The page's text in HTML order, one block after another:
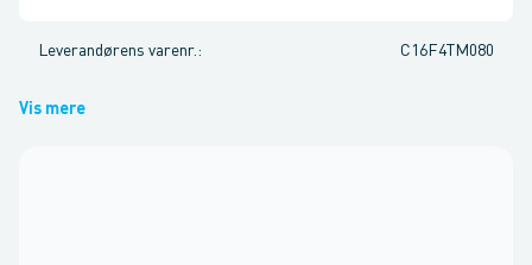
Leverandørens varenr. : C16F4TM080
Vis mere